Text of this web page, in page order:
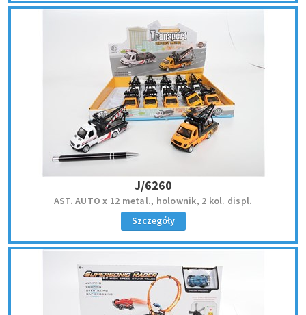
J/6260
AST. AUTO x 12 metal., holownik, 2 kol. displ.
Szczegóły